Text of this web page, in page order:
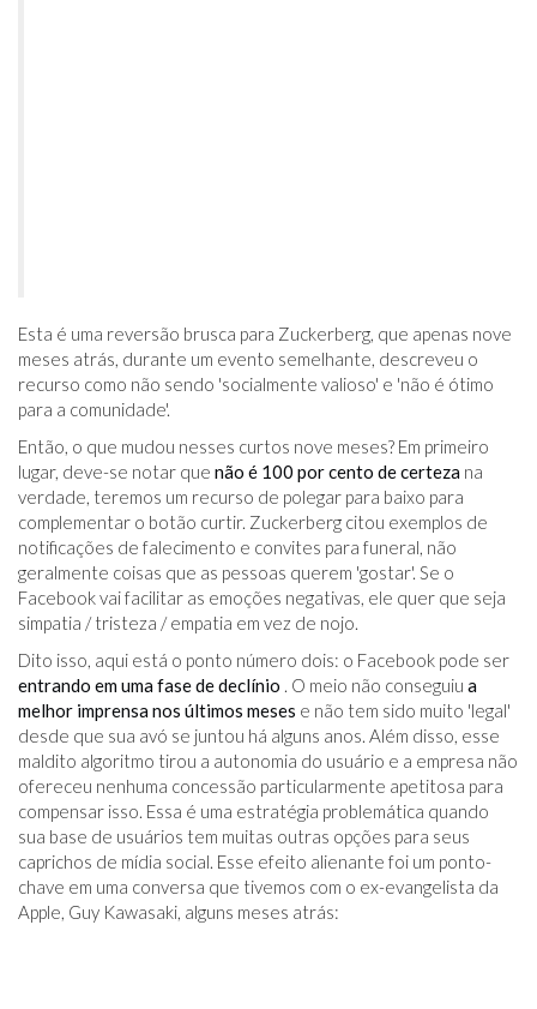
Esta é uma reversão brusca para Zuckerberg, que apenas nove
meses atrás, durante um evento semelhante, descreveu o
recurso como não sendo 'socialmente valioso' e 'não é ótimo
para a comunidade'.
Então, o que mudou nesses curtos nove meses? Em primeiro
lugar, deve-se notar que não é 100 por cento de certeza na
verdade, teremos um recurso de polegar para baixo para
complementar o botão curtir. Zuckerberg citou exemplos de
notificações de falecimento e convites para funeral, não
geralmente coisas que as pessoas querem 'gostar'. Se o
Facebook vai facilitar as emoções negativas, ele quer que seja
simpatia / tristeza / empatia em vez de nojo.
Dito isso, aqui está o ponto número dois: o Facebook pode ser
entrando em uma fase de declínio . O meio não conseguiu a
melhor imprensa nos últimos meses e não tem sido muito 'legal'
desde que sua avó se juntou há alguns anos. Além disso, esse
maldito algoritmo tirou a autonomia do usuário e a empresa não
ofereceu nenhuma concessão particularmente apetitosa para
compensar isso. Essa é uma estratégia problemática quando
sua base de usuários tem muitas outras opções para seus
caprichos de mídia social. Esse efeito alienante foi um ponto-
chave em uma conversa que tivemos com o ex-evangelista da
Apple, Guy Kawasaki, alguns meses atrás: